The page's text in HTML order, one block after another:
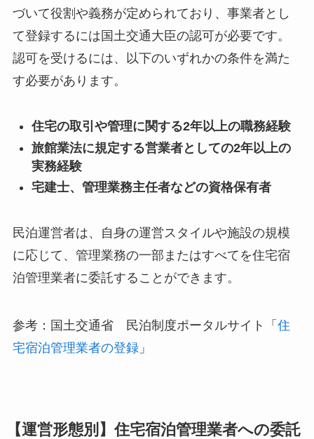
づいて役割や義務が定められており、事業者とし
て登録するには国土交通大臣の認可が必要です。
認可を受けるには、以下のいずれかの条件を満た
す必要があります。
住宅の取引や管理に関する2年以上の職務経験
旅館業法に規定する営業者としての2年以上の
実務経験
宅建士、管理業務主任者などの資格保有者
民泊運営者は、自身の運営スタイルや施設の規模
に応じて、管理業務の一部またはすべてを住宅宿
泊管理業者に委託することができます。
参考：国土交通省 民泊制度ポータルサイト「 住
宅宿泊管理業者の登録」
【運営形態別】住宅宿泊管理業者への委託